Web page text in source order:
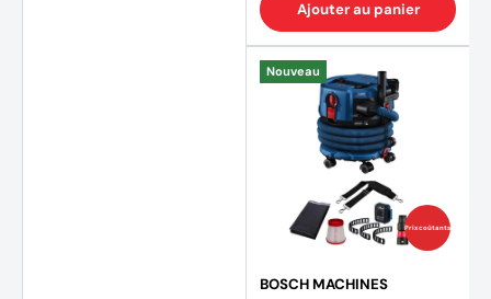
(6
Ajouter au panier
Prix coûtants
Nouveau
BOSCH MACHINES